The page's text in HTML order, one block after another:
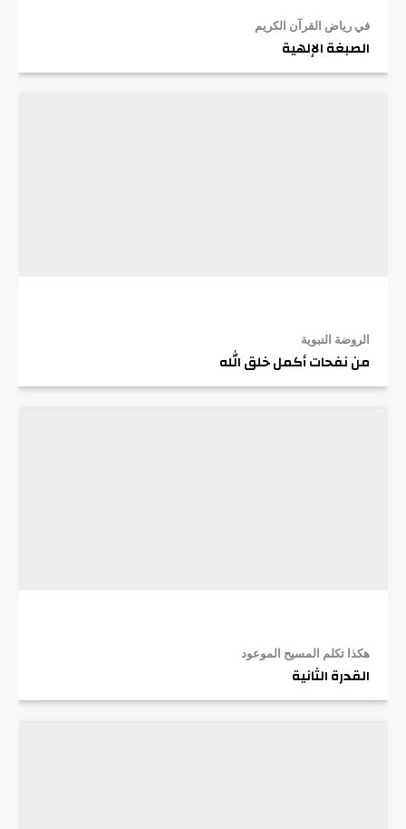
في رياض القرآن الكريم
الصبغة الإلهية
الروضة النبوية
من نفحات أكمل خلق الله
هكذا تكلم المسيح الموعود
القدرة الثانية